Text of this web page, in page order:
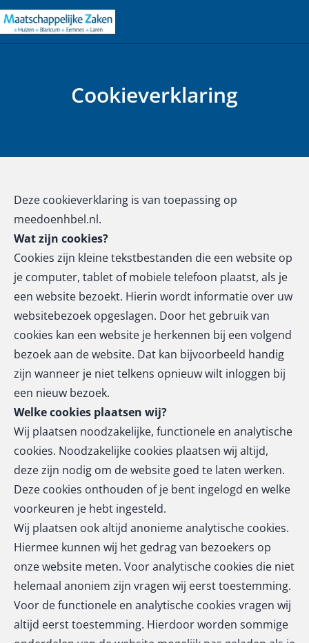
Cookieverklaring
Deze cookieverklaring is van toepassing op
meedoenhbel.nl.
Wat zijn cookies?
Cookies zijn kleine tekstbestanden die een website op
je computer, tablet of mobiele telefoon plaatst, als je
een website bezoekt. Hierin wordt informatie over uw
websitebezoek opgeslagen. Door het gebruik van
cookies kan een website je herkennen bij een volgend
bezoek aan de website. Dat kan bijvoorbeeld handig
zijn wanneer je niet telkens opnieuw wilt inloggen bij
een nieuw bezoek.
Welke cookies plaatsen wij?
Wij plaatsen noodzakelijke, functionele en analytische
cookies. Noodzakelijke cookies plaatsen wij altijd,
deze zijn nodig om de website goed te laten werken.
Deze cookies onthouden of je bent ingelogd en welke
voorkeuren je hebt ingesteld.
Wij plaatsen ook altijd anonieme analytische cookies.
Hiermee kunnen wij het gedrag van bezoekers op
onze website meten. Voor analytische cookies die niet
helemaal anoniem zijn vragen wij eerst toestemming.
Voor de functionele en analytische cookies vragen wij
altijd eerst toestemming. Hierdoor worden sommige